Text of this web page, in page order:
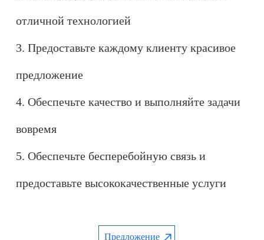
отличной технологией
3. Предоставьте каждому клиенту красивое
предложение
4. Обеспечьте качество и выполняйте задачи
вовремя
5. Обеспечьте бесперебойную связь и
предоставьте высококачественные услуги
Предложение